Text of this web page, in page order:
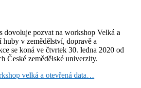
dovoluje pozvat na workshop Velká a
huby v zemědělství, dopravě a
se koná ve čtvrtek 30. ledna 2020 od
České zemědělské univerzity.
velká a otevřená data…